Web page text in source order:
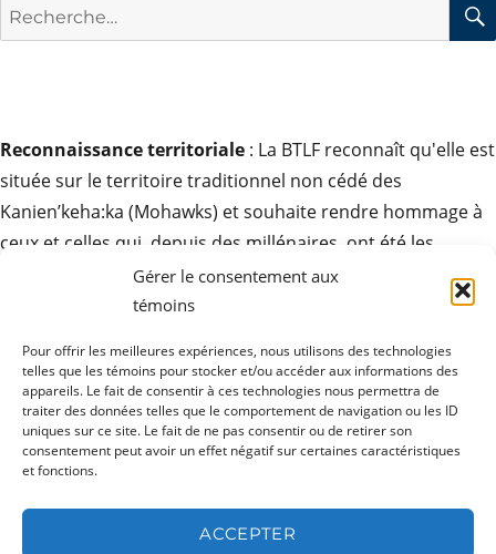
Gérer le consentement aux
témoins
Pour offrir les meilleures expériences, nous utilisons des technologies
telles que les témoins pour stocker et/ou accéder aux informations des
appareils. Le fait de consentir à ces technologies nous permettra de
traiter des données telles que le comportement de navigation ou les ID
uniques sur ce site. Le fait de ne pas consentir ou de retirer son
consentement peut avoir un effet négatif sur certaines caractéristiques
et fonctions.
ACCEPTER
Rechercher :
Reconnaissance territoriale : La BTLF reconnaît qu'elle est
située sur le territoire traditionnel non cédé des
Kanien’keha:ka (Mohawks) et souhaite rendre hommage à
ceux et celles qui, depuis des millénaires, ont été les
gardiens de ces terres. Elle exprime son respect pour la
contribution des peuples autochtones à la culture des
Produits
ouvrir
le
le